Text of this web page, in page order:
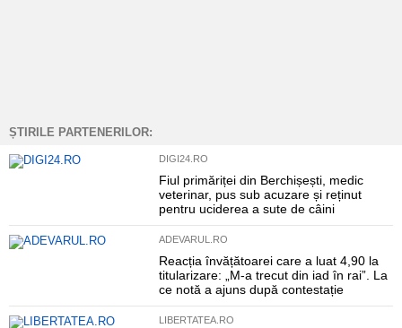
ȘTIRILE PARTENERILOR:
DIGI24.RO
Fiul primăriței din Berchișești, medic
veterinar, pus sub acuzare și reținut
pentru uciderea a sute de câini
ADEVARUL.RO
Reacția învățătoarei care a luat 4,90 la
titularizare: „M-a trecut din iad în rai”. La
ce notă a ajuns după contestație
LIBERTATEA.RO